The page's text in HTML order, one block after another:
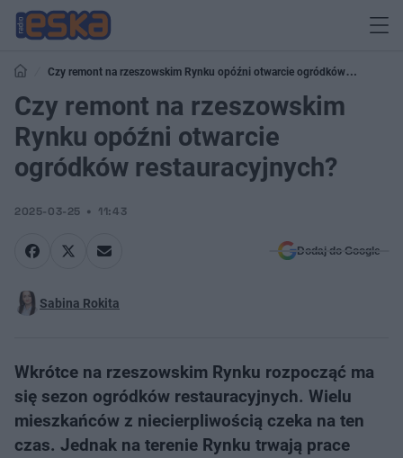
Czy remont na rzeszowskim Rynku opóźni otwarcie ogródków
restauracyjnych?
Czy remont na rzeszowskim
Rynku opóźni otwarcie
ogródków restauracyjnych?
2025-03-25 11:43
Dodaj do Google
Sabina Rokita
Wkrótce na rzeszowskim Rynku rozpocząć ma
się sezon ogródków restauracyjnych. Wielu
mieszkańców z niecierpliwością czeka na ten
czas. Jednak na terenie Rynku trwają prace